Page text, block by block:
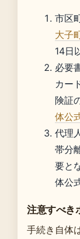
市区
大子
14日
必要
カー
険証
体公
代理
帯分
要と
体公
注意すべき
手続き自体